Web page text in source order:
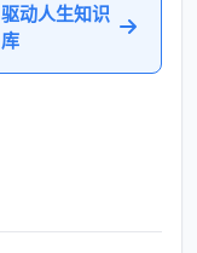
驱动人生知识
库